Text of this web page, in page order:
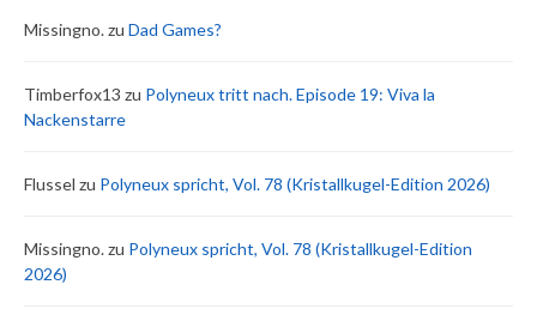
Missingno.zu Dad Games?
Timberfox13 zu Polyneux tritt nach. Episode 19: Viva la
Nackenstarre
Flussel zu Polyneux spricht, Vol. 78 (Kristallkugel-Edition 2026)
Missingno.zu Polyneux spricht, Vol. 78 (Kristallkugel-Edition
2026)